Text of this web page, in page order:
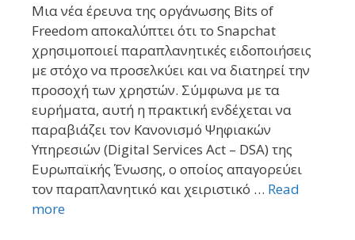
Μια νέα έρευνα της οργάνωσης Bits of
Freedom αποκαλύπτει ότι το Snapchat
χρησιμοποιεί παραπλανητικές ειδοποιήσεις
με στόχο να προσελκύει και να διατηρεί την
προσοχή των χρηστών. Σύμφωνα με τα
ευρήματα, αυτή η πρακτική ενδέχεται να
παραβιάζει τον Κανονισμό Ψηφιακών
Υπηρεσιών (Digital Services Act – DSA) της
Ευρωπαϊκής Ένωσης, ο οποίος απαγορεύει
τον παραπλανητικό και χειριστικό … Read
more